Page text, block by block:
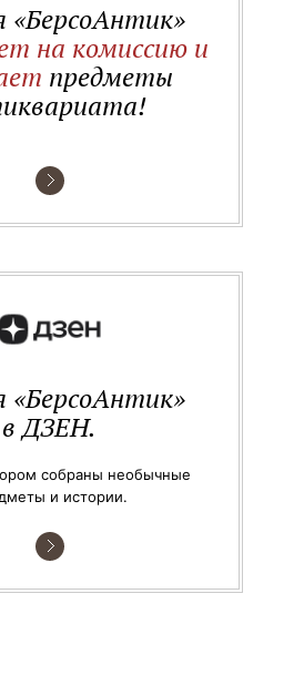
«БерсоАнтик»
на комиссию и
предметы
«БерсоАнтик»
в ДЗЕН.
собраны необычные
и истории.